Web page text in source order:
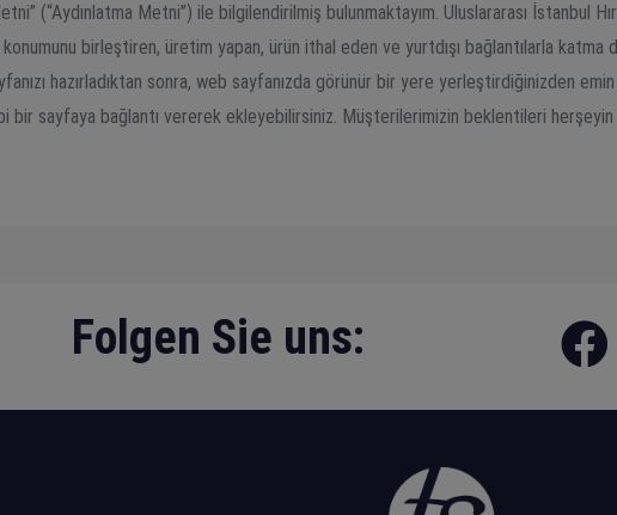
(“Aydınlatma Metni”) ile bilgilendirilmiş bulunmaktayım. Uluslararası İstanbul
konumunu birleştiren, üretim yapan, ürün ithal eden ve yurtdışı bağlantılarla
hazırladıktan sonra, web sayfanızda görünür bir yere yerleştirdiğinizden emin
bir sayfaya bağlantı vererek ekleyebilirsiniz. Müşterilerimizin beklentileri
Folgen Sie uns: